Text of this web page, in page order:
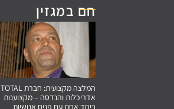
חם במגזין
המלצה מקצועית: חברת TOTAL
אדריכלות והנדסה – מקצוענות
ביחד אחת עם פנים אנושיות